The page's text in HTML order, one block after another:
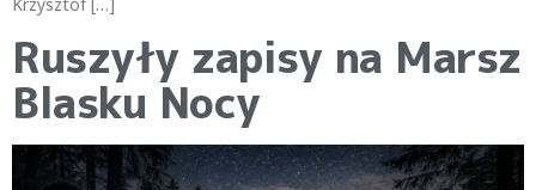
Ruszyły zapisy na Marsz
Blasku Nocy